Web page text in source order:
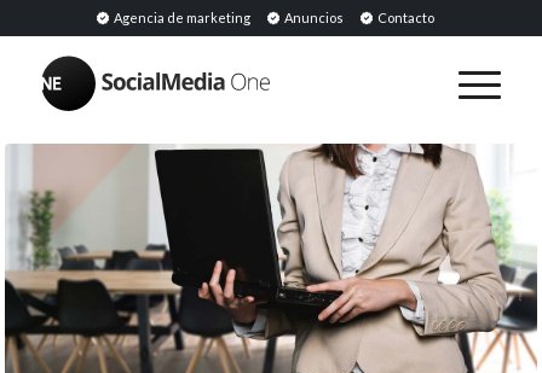
Agencia de marketing Anuncios Contacto